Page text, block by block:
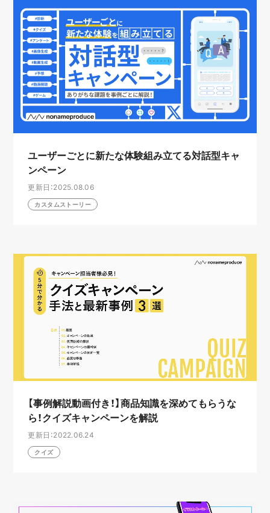
ユーザーごとに新たな体験組み立てる対話型キャ
ンペーン
更新日：2025.08.06
カスタムストーリー
【事例解説動画付き！】商品知識を深めてもらうな
ら！クイズキャンペーンを解説
更新日：2022.06.24
クイズ